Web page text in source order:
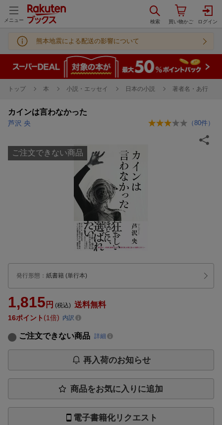
メニュー
熊本地震による配送の影響について
トップ 本 小説・エッセイ 日本の小説 著者名・あ行
カインは言わなかった
芦沢 央 （80件）
ご注文できない商品
発行形態 ： 紙書籍 (単行本)
1,815 円 (税込) 送料無料
16ポイント 1倍 内訳
ご注文できない商品 詳細
再入荷のお知らせ
商品をお気に入りに追加
電子書籍化リクエスト